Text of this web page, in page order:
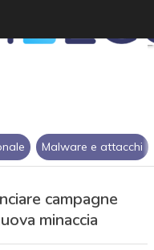
Malware e attacchi
campagne
minaccia